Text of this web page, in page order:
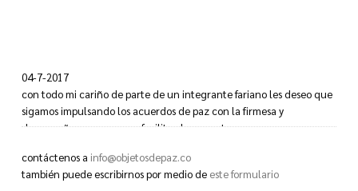
04-7-2017
con todo mi cariño de parte de un integrante fariano les deseo que
sigamos impulsando los acuerdos de paz con la firmesa y
desempeño ya que se nos facilito el momento vasy que
nosotro contamos con ustedes. Les aseguro que bamos por la toma
del poder. el pueblo unido jamas sera bencido de mi parte les deseo
contáctenos a info@objetosdepaz.co
también puede escribirnos por medio de este formulario